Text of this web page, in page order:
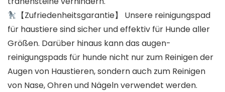
【Zufriedenheitsgarantie】 Unsere reinigungspad
für haustiere sind sicher und effektiv für Hunde aller
Größen. Darüber hinaus kann das augen-
reinigungspads für hunde nicht nur zum Reinigen der
Augen von Haustieren, sondern auch zum Reinigen
von Nase, Ohren und Nägeln verwendet werden.